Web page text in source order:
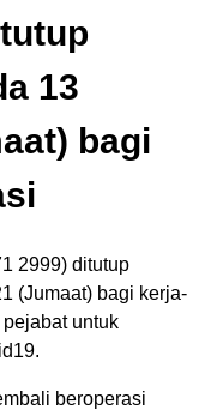
13
bagi
2999) ditutup
(Jumaat) bagi kerja-
untuk
beroperasi